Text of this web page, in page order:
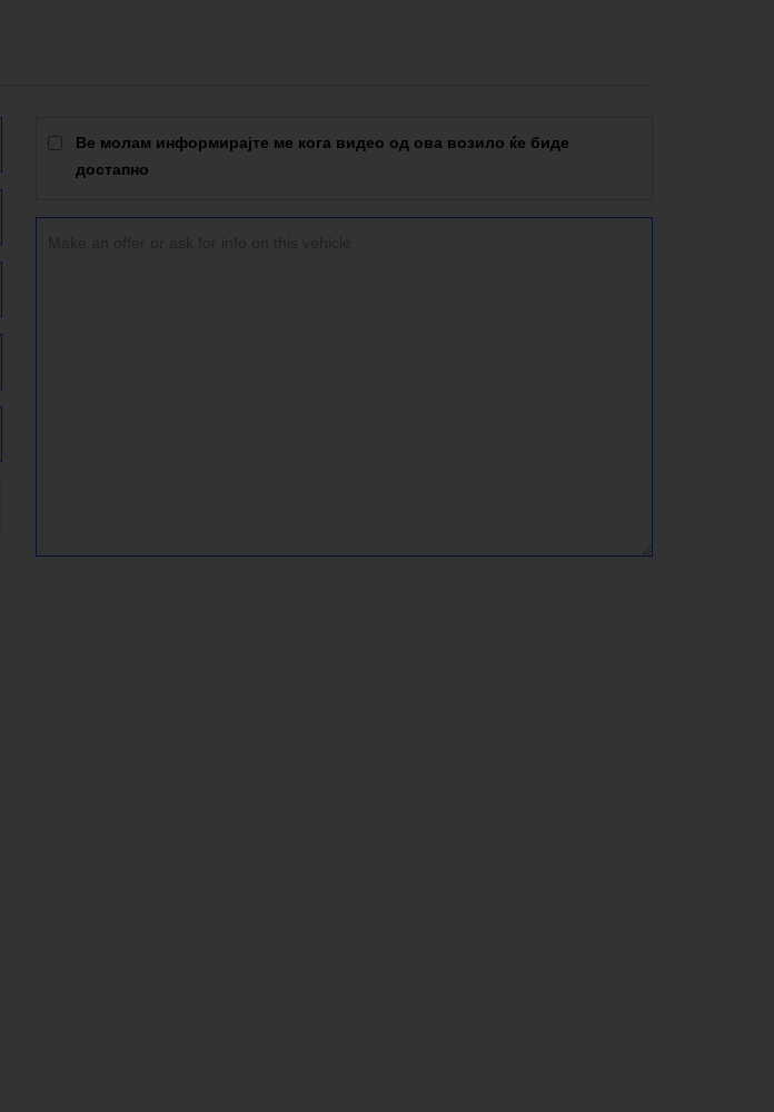
Ве молам информирајте ме кога видео од ова возило ќе биде
достапно